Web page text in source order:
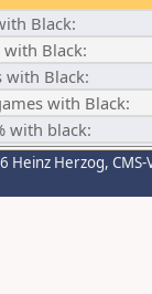
Black:
with Black:
with Black:
with Black:
with black:
Heinz Herzog,